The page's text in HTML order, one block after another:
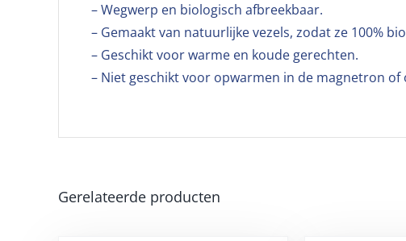
– Wegwerp en biologisch afbreekbaar.
– Gemaakt van natuurlijke vezels, zodat ze 100%
– Geschikt voor warme en koude gerechten.
– Niet geschikt voor opwarmen in de magnetron of
Gerelateerde producten